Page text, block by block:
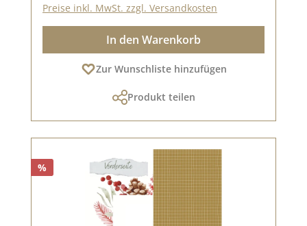
Preise inkl. MwSt. zzgl. Versandkosten
In den Warenkorb
Zur Wunschliste hinzufügen
Produkt teilen
%